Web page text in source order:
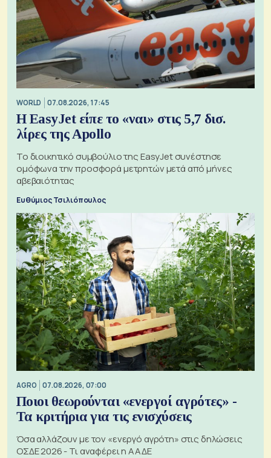
WORLD 07.08.2026, 17:45
Η EasyJet είπε το «ναι» στις 5,7 δισ.
λίρες της Apollo
Το διοικητικό συμβούλιο της EasyJet συνέστησε
ομόφωνα την προσφορά μετρητών μετά από μήνες
αβεβαιότητας
Ευθύμιος Τσιλιόπουλος
AGRO 07.08.2026, 07:00
Ποιοι θεωρούνται «ενεργοί αγρότες» -
Τα κριτήρια για τις ενισχύσεις
Όσα αλλάζουν με τον «ενεργό αγρότη» στις δηλώσεις
ΟΣΔΕ 2026 - Τι αναφέρει η ΑΑΔΕ